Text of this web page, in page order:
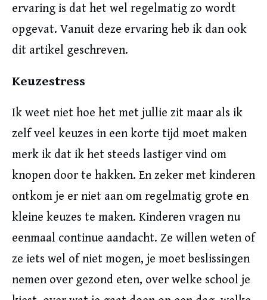
ervaring is dat het wel regelmatig zo wordt
opgevat. Vanuit deze ervaring heb ik dan ook
dit artikel geschreven.
Keuzestress
Ik weet niet hoe het met jullie zit maar als ik
zelf veel keuzes in een korte tijd moet maken
merk ik dat ik het steeds lastiger vind om
knopen door te hakken. En zeker met kinderen
ontkom je er niet aan om regelmatig grote en
kleine keuzes te maken. Kinderen vragen nu
eenmaal continue aandacht. Ze willen weten of
ze iets wel of niet mogen, je moet beslissingen
nemen over gezond eten, over welke school je